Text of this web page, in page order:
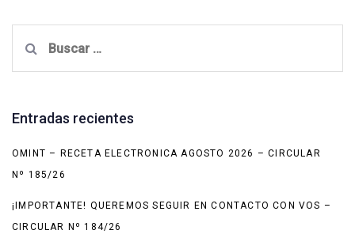
Entradas recientes
OMINT – RECETA ELECTRONICA AGOSTO 2026 – CIRCULAR
Nº 185/26
¡IMPORTANTE! QUEREMOS SEGUIR EN CONTACTO CON VOS –
CIRCULAR Nº 184/26